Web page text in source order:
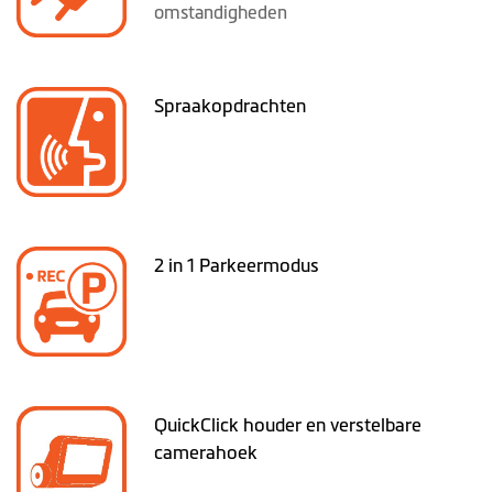
omstandigheden
Spraakopdrachten
2 in 1 Parkeermodus
QuickClick houder en verstelbare
camerahoek